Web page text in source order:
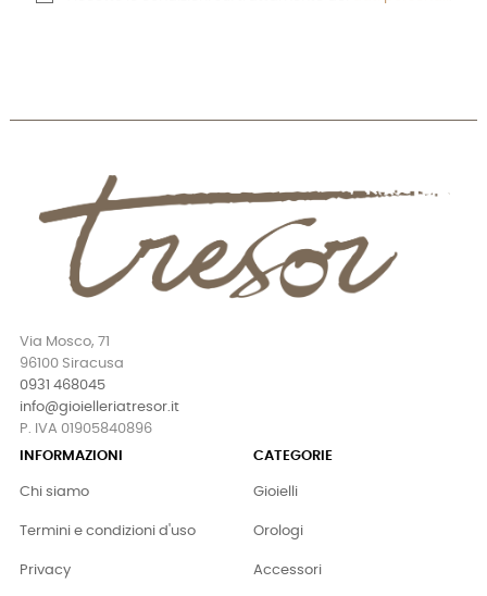
Via Mosco, 71
96100 Siracusa
0931 468045
info@gioielleriatresor.it
P. IVA 01905840896
INFORMAZIONI
Chi siamo
Termini e condizioni d'uso
Privacy
CATEGORIE
Gioielli
Orologi
Accessori